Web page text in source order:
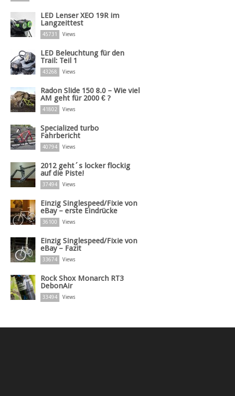
LED Lenser XEO 19R im
Langzeittest
45731 Views
LED Beleuchtung für den
Trail: Teil 1
43268 Views
Radon Slide 150 8.0 – Wie viel
AM geht für 2000 € ?
41802 Views
Specialized turbo
Fahrbericht
40794 Views
2012 geht´s locker flockig
auf die Piste!
37494 Views
Einzig Singlespeed/Fixie von
eBay – erste Eindrücke
36100 Views
Einzig Singlespeed/Fixie von
eBay – Fazit
33674 Views
Rock Shox Monarch RT3
DebonAir
33494 Views